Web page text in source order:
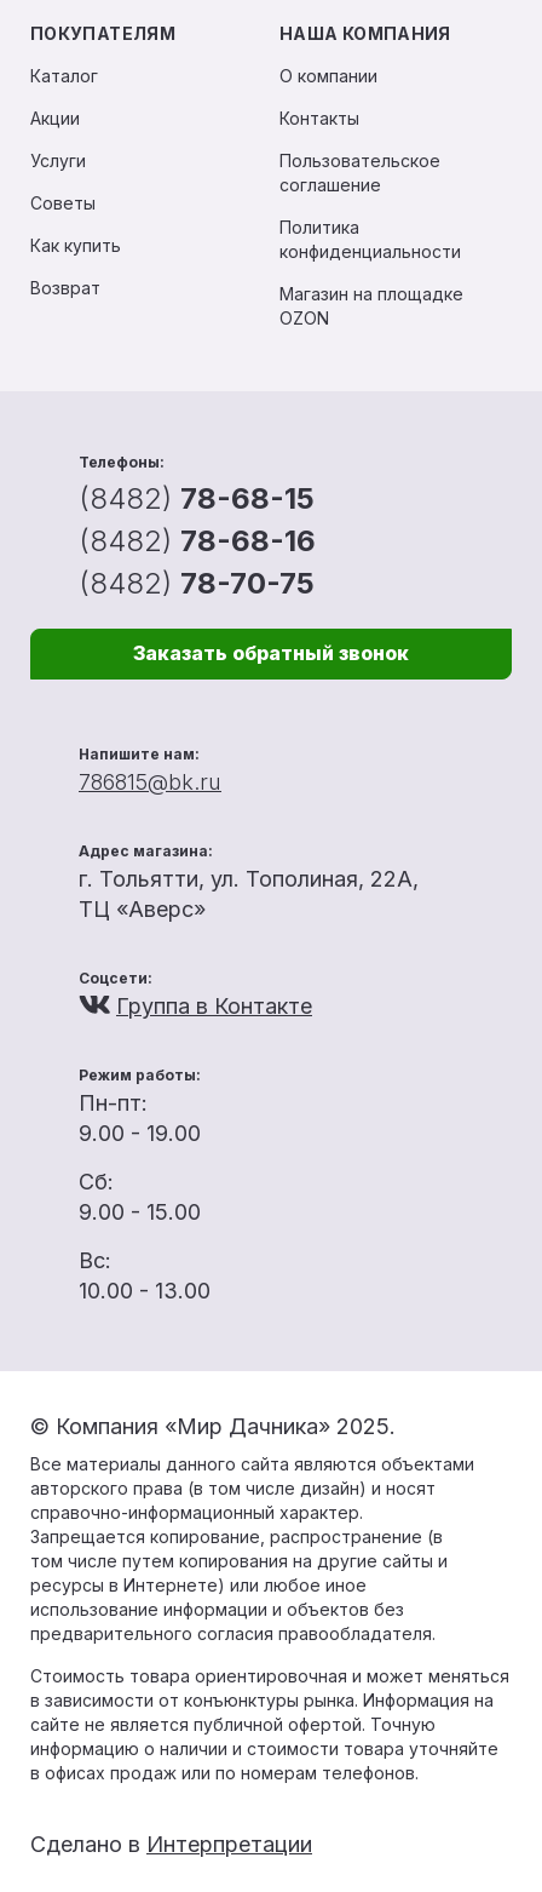
ПОКУПАТЕЛЯМ
Каталог
Акции
Услуги
Советы
Как купить
Возврат
НАША КОМПАНИЯ
О компании
Контакты
Пользовательское
соглашение
Политика
конфиденциальности
Магазин на площадке
OZON
Телефоны:
(8482) 78-68-15
(8482) 78-68-16
(8482) 78-70-75
Заказать обратный звонок
Напишите нам:
786815@bk.ru
Адрес магазина:
г. Тольятти, ул. Тополиная, 22А,
ТЦ «Аверс»
Соцсети:
Группа в Контакте
Режим работы:
Пн-пт:
9.00 - 19.00
Сб:
9.00 - 15.00
Вс:
10.00 - 13.00
© Компания «Мир Дачника» 2025.
Все материалы данного сайта являются объектами
авторского права (в том числе дизайн) и носят
справочно-информационный характер.
Запрещается копирование, распространение (в
том числе путем копирования на другие сайты и
ресурсы в Интернете) или любое иное
использование информации и объектов без
предварительного согласия правообладателя.
Стоимость товара ориентировочная и может меняться
в зависимости от конъюнктуры рынка. Информация на
сайте не является публичной офертой. Точную
информацию о наличии и стоимости товара уточняйте
в офисах продаж или по номерам телефонов.
Сделано в Интерпретации